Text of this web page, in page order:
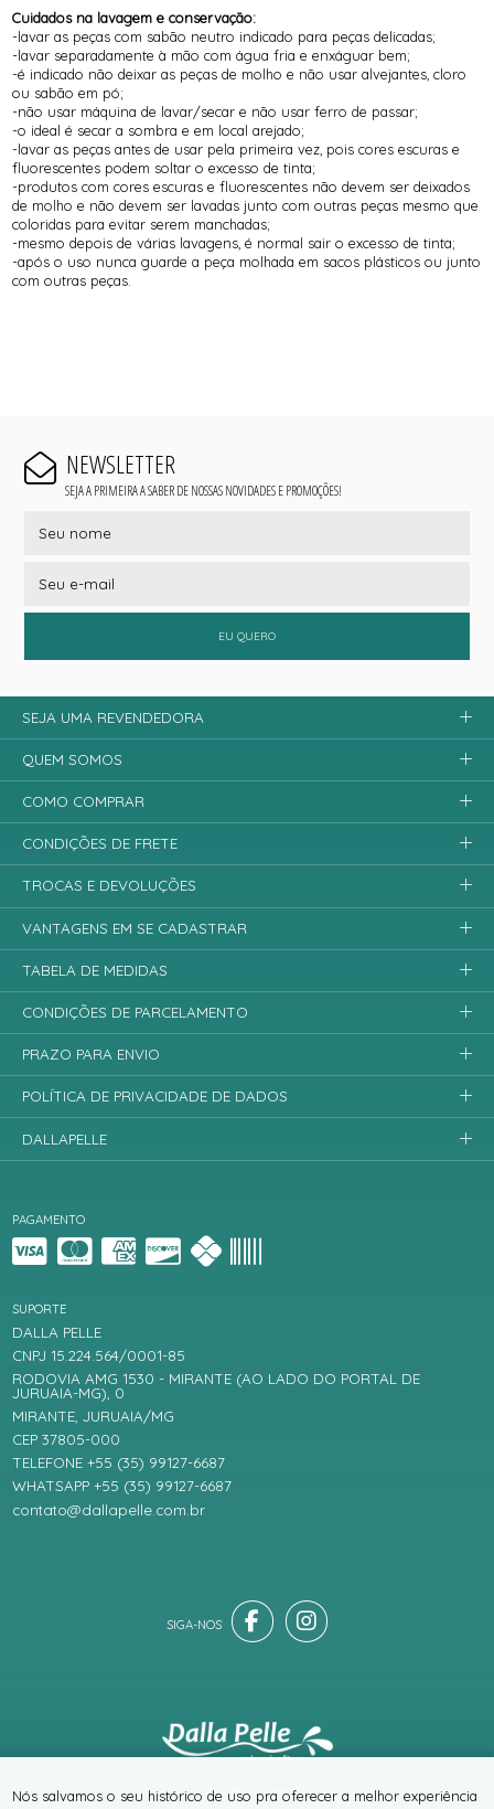
Cuidados na lavagem e conservação:
-lavar as peças com sabão neutro indicado para peças delicadas;
-lavar separadamente à mão com água fria e enxáguar bem;
-é indicado não deixar as peças de molho e não usar alvejantes, cloro
ou sabão em pó;
-não usar máquina de lavar/secar e não usar ferro de passar;
-o ideal é secar a sombra e em local arejado;
-lavar as peças antes de usar pela primeira vez, pois cores escuras e
fluorescentes podem soltar o excesso de tinta;
-produtos com cores escuras e fluorescentes não devem ser deixados
de molho e não devem ser lavadas junto com outras peças mesmo que
coloridas para evitar serem manchadas;
-mesmo depois de várias lavagens, é normal sair o excesso de tinta;
-após o uso nunca guarde a peça molhada em sacos plásticos ou junto
com outras peças.
NEWSLETTER
SEJA A PRIMEIRA A SABER DE NOSSAS NOVIDADES E PROMOÇÕES!
EU QUERO
PAGAMENTO
SUPORTE
DALLA PELLE
CNPJ 15.224.564/0001-85
RODOVIA AMG 1530 - MIRANTE (AO LADO DO PORTAL DE
JURUAIA-MG), 0
MIRANTE, JURUAIA/MG
CEP 37805-000
TELEFONE +55 (35) 99127-6687
WHATSAPP +55 (35) 99127-6687
contato@dallapelle.com.br
SEJA UMA REVENDEDORA
QUEM SOMOS
COMO COMPRAR
CONDIÇÕES DE FRETE
TROCAS E DEVOLUÇÕES
VANTAGENS EM SE CADASTRAR
TABELA DE MEDIDAS
CONDIÇÕES DE PARCELAMENTO
PRAZO PARA ENVIO
POLÍTICA DE PRIVACIDADE DE DADOS
DALLAPELLE
® TODOS DIREITOS RESERVADOS
Nós salvamos o seu histórico de uso pra oferecer a melhor experiência